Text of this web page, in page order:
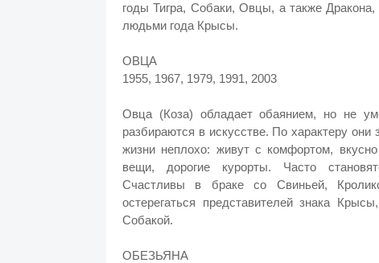
годы Тигра, Собаки, Овцы, а также
людьми года Крысы.
ОВЦА
1955, 1967, 1979, 1991, 2003
Овца (Коза) обладает обаянием, но не
разбираются в искусстве. По характеру
жизни неплохо: живут с комфортом,
вещи, дорогие курорты. Часто
Счастливы в браке со Свиньей,
остерегаться представителей знака
Собакой.
ОБЕЗЬЯНА